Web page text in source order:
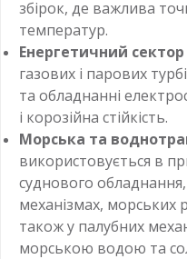
збірок, де важлива
температур.
Енергетичний сектор
газових і парових
та обладнанні
і корозійна стійкість.
Морська та
використовується в
суднового
механізмах, морських
також у палубних
морською водою та